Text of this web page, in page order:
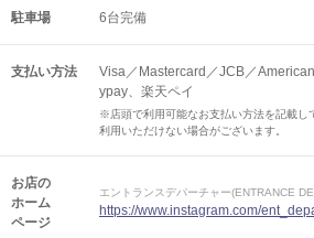
駐車場 6台完備
支払い方法
Visa／Mastercard／JCB／
ypay、楽天ペイ
※店頭で利用可能なお支払い方法を記載し
利用いただけない場合がございます。
お店の
ホーム
ページ
エントランスデパーチャー(ENTRANCE
https://www.instagram.com/